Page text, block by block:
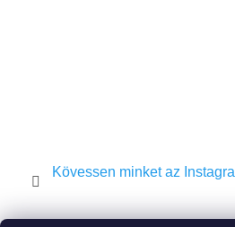
Kövessen minket az